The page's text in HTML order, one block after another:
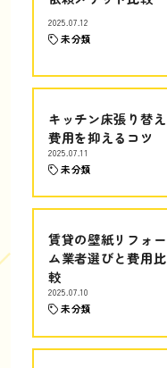
2025.07.12
未分類
キッチン床張り替え
費用を抑えるコツ
2025.07.11
未分類
賃貸の壁紙リフォー
ム業者選びと費用比
較
2025.07.10
未分類